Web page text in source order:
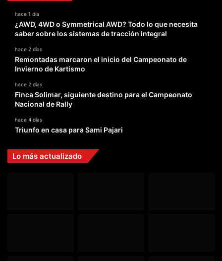
hace 1 día
¿AWD, 4WD o Symmetrical AWD? Todo lo que necesita
saber sobre los sistemas de tracción integral
hace 2 días
Remontadas marcaron el inicio del Campeonato de
Invierno de Kartismo
hace 2 días
Finca Solimar, siguiente destino para el Campeonato
Nacional de Rally
hace 4 días
Triunfo en casa para Sami Pajari
Lo más actualizado